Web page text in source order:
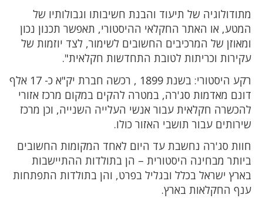
מתודולוגיה של תיעוד והבנת חשיבותו וגבולותיו של
המטע, או האתר החקלאי ההיסטורי, תאפשר תכנון נכון
ומאוזן של המרכיבים החשובים לשימור, לצד יוזמות של
עקירות וכריתות לטובת התחדשות חקלאית".
רקע היסטורי: בשנת 1899 , רכשה חברת יק"א כ- 17 אלף
דונם מאדמות סג'רה, במטרה להקים במקום מרכז אזורי
להכשרה חקלאית עבור אנשי העלייה השנייה, וכן מרכז
שירותים עבור תושבי האזור כולו.
חוות סג'רה נחשבת עד היום לאחד המקומות החשובים
ביותר מבחינה היסטורית – הן בתולדות ההתיישבות
בארץ ישראל בכלל ובגליל בפרט, והן בתולדות התפתחות
ענף החקלאות בארץ.